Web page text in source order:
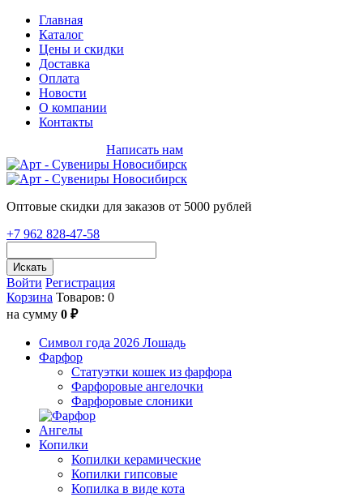
Главная
Каталог
Цены и скидки
Доставка
Оплата
Новости
О компании
Контакты
Написать нам
Оптовые скидки для заказов от 5000 рублей
+7 962 828-47-58
Искать
Войти Регистрация
Корзина Товаров: 0
на сумму 0 ₽
Символ года 2026 Лошадь
Фарфор
Статуэтки кошек из фарфора
Фарфоровые ангелочки
Фарфоровые слоники
Ангелы
Копилки
Копилки керамические
Копилки гипсовые
Копилка в виде кота